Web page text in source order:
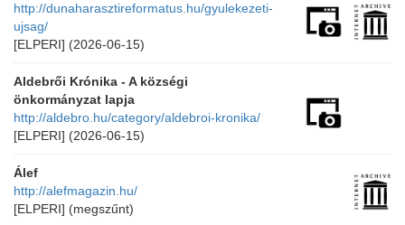
http://dunaharasztireformatus.hu/gyulekezeti-
ujsag/
[ELPERI] (2026-06-15)
Aldebrői Krónika - A községi
önkormányzat lapja
http://aldebro.hu/category/aldebroi-kronika/
[ELPERI] (2026-06-15)
Álef
http://alefmagazin.hu/
[ELPERI] (megszűnt)